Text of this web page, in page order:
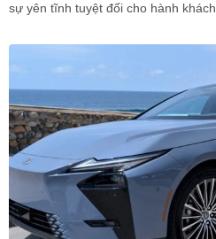
sự yên tĩnh tuyệt đối cho hành